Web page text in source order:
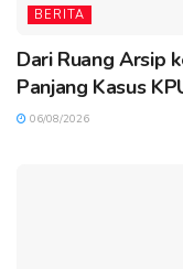
BERITA
Dari Ruang Arsip
Panjang Kasus
06/08/2026